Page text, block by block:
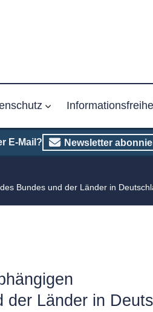
E-Mail? Newsletter
Bundes und der Länder in
der Länder in